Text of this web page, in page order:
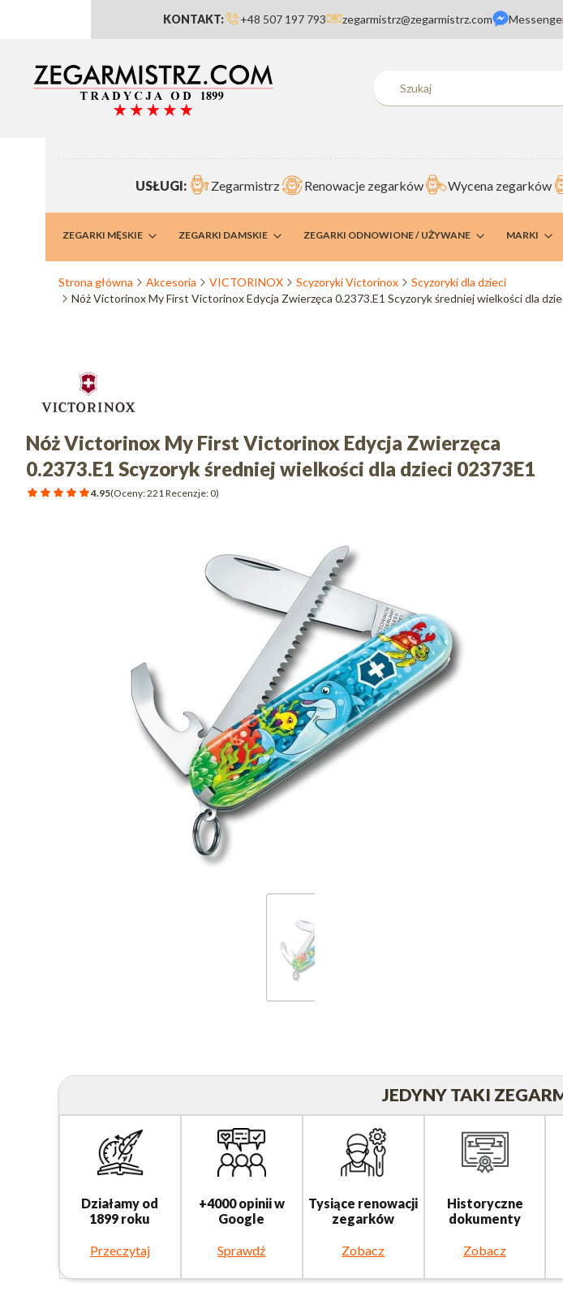
KONTAKT: +48 507 197 793 zegarmistrz@zegarmistrz.com
USŁUGI: Zegarmistrz Renowacje zegarków Wycena zegarków
ZEGARKI MĘSKIE ZEGARKI DAMSKIE ZEGARKI ODNOWIONE / UŻYWANE MARKI
Strona główna Akcesoria VICTORINOX Scyzoryki Victorinox
Scyzoryki dla dzieci
Nóż Victorinox My First Victorinox Edycja Zwierzęca 0.2373.E1 Scyzoryk średniej wielkości dla
Nóż Victorinox My First Victorinox Edycja Zwierzęca
0.2373.E1 Scyzoryk średniej wielkości dla dzieci 02373E1
4.95(Oceny: 221 Recenzje: 0)
JEDYNY TAKI
Działamy od
1899 roku
Przeczytaj
+4000 opinii w
Google
Sprawdź
Tysiące renowacji
zegarków
Zobacz
Historyczne
dokumenty
Zobacz